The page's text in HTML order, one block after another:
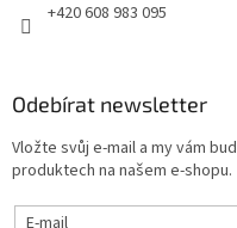
+420 608 983 095
Odebírat newsletter
Vložte svůj e-mail a my vám
produktech na našem e-shopu.